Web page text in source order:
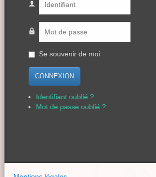
Se souvenir de moi
CONNEXION
Identifiant oublié ?
Mot de passe oublié ?